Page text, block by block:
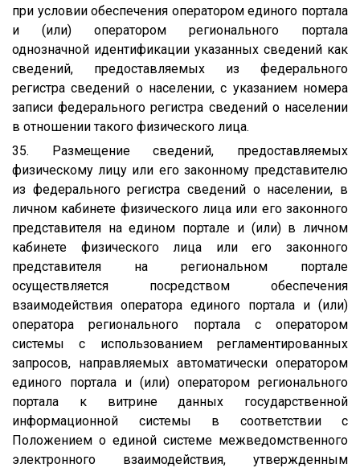
при условии обеспечения оператором единого портала
и (или) оператором регионального портала
однозначной идентификации указанных сведений как
сведений, предоставляемых из федерального
регистра сведений о населении, с указанием номера
записи федерального регистра сведений о населении
в отношении такого физического лица.
35. Размещение сведений, предоставляемых
физическому лицу или его законному представителю
из федерального регистра сведений о населении, в
личном кабинете физического лица или его законного
представителя на едином портале и (или) в личном
кабинете физического лица или его законного
представителя на региональном портале
осуществляется посредством обеспечения
взаимодействия оператора единого портала и (или)
оператора регионального портала с оператором
системы с использованием регламентированных
запросов, направляемых автоматически оператором
единого портала и (или) оператором регионального
портала к витрине данных государственной
информационной системы в соответствии с
Положением о единой системе межведомственного
электронного взаимодействия, утвержденным